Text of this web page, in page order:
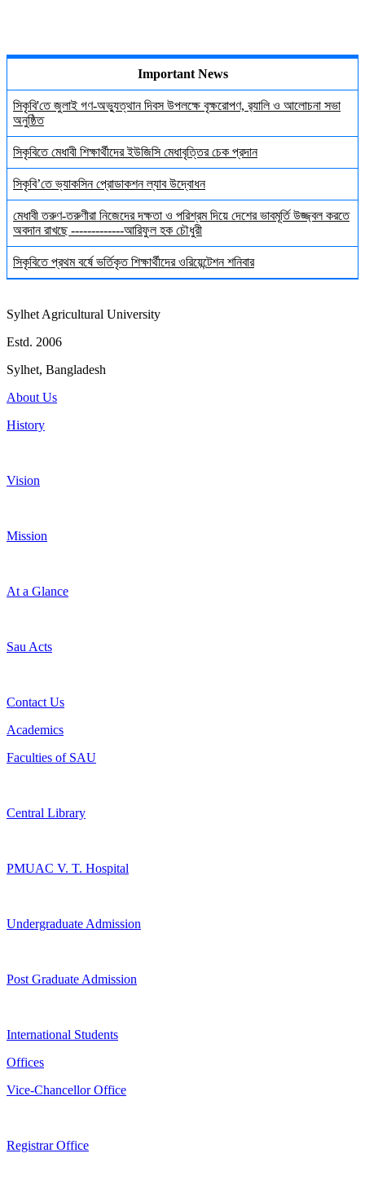
Important News
সিকৃবি'তে জুলাই গণ-অভ্যুত্থান দিবস উপলক্ষে বৃক্ষরোপণ, র‍্যালি ও আলোচনা সভা
অনুষ্ঠিত
সিকৃবিতে মেধাবী শিক্ষার্থীদের ইউজিসি মেধাবৃত্তির চেক প্রদান
সিকৃবি’তে ভ্যাকসিন প্রোডাকশন ল্যাব উদ্বোধন
মেধাবী তরুণ-তরুণীরা নিজেদের দক্ষতা ও পরিশ্রম দিয়ে দেশের ভাবমূর্তি উজ্জ্বল করতে
অবদান রাখছে -------------আরিফুল হক চৌধুরী
সিকৃবিতে প্রথম বর্ষে ভর্তিকৃত শিক্ষার্থীদের ওরিয়েন্টেশন শনিবার
Sylhet Agricultural University
Estd. 2006
Sylhet, Bangladesh
About Us
History
Vision
Mission
At a Glance
Sau Acts
Contact Us
Academics
Faculties of SAU
Central Library
PMUAC V. T. Hospital
Undergraduate Admission
Post Graduate Admission
International Students
Offices
Vice-Chancellor Office
Registrar Office